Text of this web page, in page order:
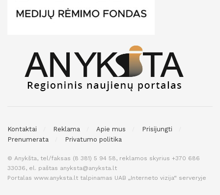
Kontaktai Reklama Apie mus
Prisijungti
Prenumerata
Privatumo politika
© Anykšta, tel/faksas (8 381) 5 94 58, reklamos skyrius +370 686
33036, el. paštas anyksta@anyksta.lt
Portalas www.anyksta.lt talpinamas UAB „Interneto vizija“ serveryje